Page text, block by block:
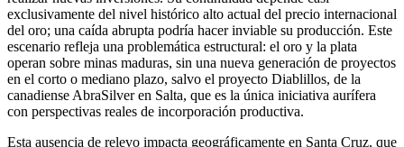
exclusivamente del nivel histórico alto actual del precio internacional
del oro; una caída abrupta podría hacer inviable su producción. Este
escenario refleja una problemática estructural: el oro y la plata
operan sobre minas maduras, sin una nueva generación de proyectos
en el corto o mediano plazo, salvo el proyecto Diablillos, de la
canadiense AbraSilver en Salta, que es la única iniciativa aurífera
con perspectivas reales de incorporación productiva.
Esta ausencia de relevo impacta geográficamente en Santa Cruz, que